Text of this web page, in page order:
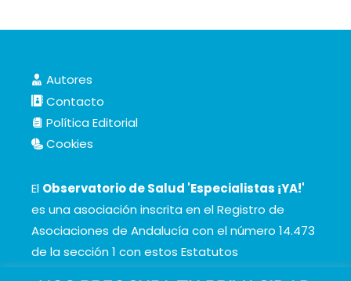
Autores
Contacto
Política Editorial
Cookies
El Observatorio de Salud 'Especialistas ¡YA!'
es una asociación inscrita en el Registro de
Asociaciones de Andalucía con el número 14.473
de la sección 1 con estos Estatutos